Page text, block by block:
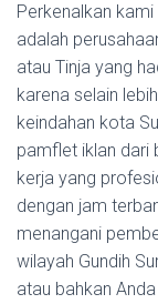
Perkenalkan kami
adalah
atau Tinja yang
karena selain
keindahan kota
pamflet iklan dari
kerja yang
dengan jam
menangani
wilayah Gundih
atau bahkan